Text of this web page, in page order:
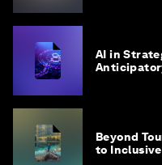
AI in
Beyond
to